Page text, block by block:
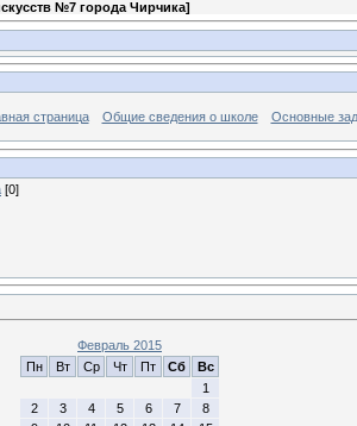
№7 города Чирчика]
страница Общие сведения о школе Основные
[0]
Февраль 2015
Пн
Вт Ср Чт Пт Сб
Вс
1
2
3 4 5 6 7
8